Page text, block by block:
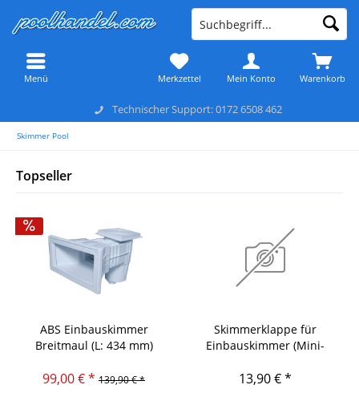
Technischer Support: 0172 6508 462
Menü Warenkorb
Merkzettel Mein Konto
Skimmer Pool
Topseller
ABS Einbauskimmer
Breitmaul (L: 434 mm)
99,00 € * 139,90 € *
Skimmerklappe für
Einbauskimmer (Mini-
13,90 € *